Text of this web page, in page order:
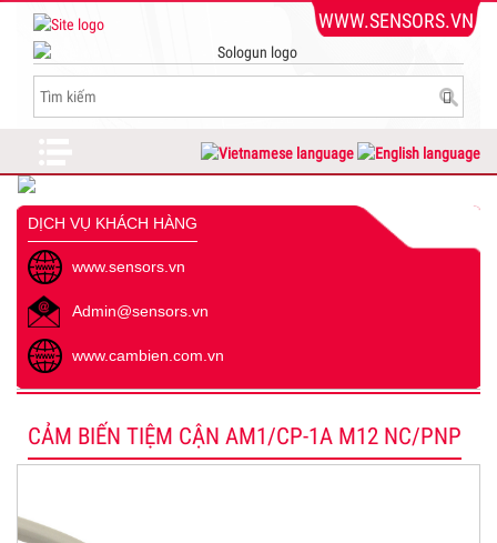
WWW.SENSORS.VN
DỊCH VỤ KHÁCH HÀNG
www.sensors.vn
Admin@sensors.vn
www.cambien.com.vn
CẢM BIẾN TIỆM CẬN AM1/CP-1A M12 NC/PNP